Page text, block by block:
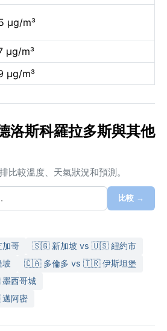
µg/m³
µg/m³
µg/m³
洛斯科羅拉多斯與其他
比較溫度、天氣狀況和預測。
比較 →
哥
🇸🇬 新加坡 vs 🇺🇸 紐約市
🇨🇦 多倫多 vs 🇹🇷 伊斯坦堡
西哥城
阿密